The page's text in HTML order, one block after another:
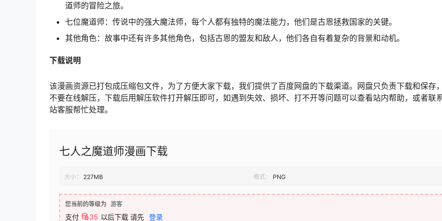
道师的冒险之旅。
七位魔道师：传说中的强大魔法师，每个人都有独特的魔法能力，他们是古恩拯救国家的关键。
其他角色：故事中还有许多其他角色，包括古恩的盟友和敌人，他们各自有着复杂的背景和动机。
下载说明
该漫画资源已打包成压缩包文件，为了方便大家下载，我们提供了百度网盘的下载渠道。网盘只负责下载和保存
不要在线解压，下载后用解压软件打开解压即可，如遇到失效、损坏、打不开等问题可以查看站内帮助，或者联
站客服帮忙处理。
七人之魔道师漫画下载
大小： 227MB 格式： PNG
您当前的等级为 游客
支付 35 以后下载 请先 登录